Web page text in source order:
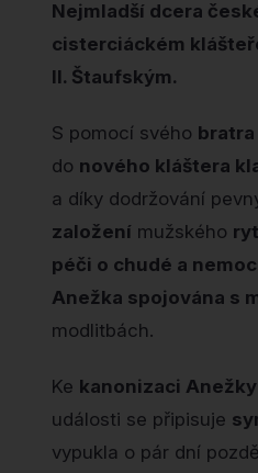
Nejmladší dcera
cisterciáckém
II. Štaufským.
S pomocí svého bratra
do nového kláštera
a díky dodržování
založení mužského
péči o chudé a
Anežka spojována s
modlitbách.
Ke kanonizaci
události se připisuje
vypukla o pár dní